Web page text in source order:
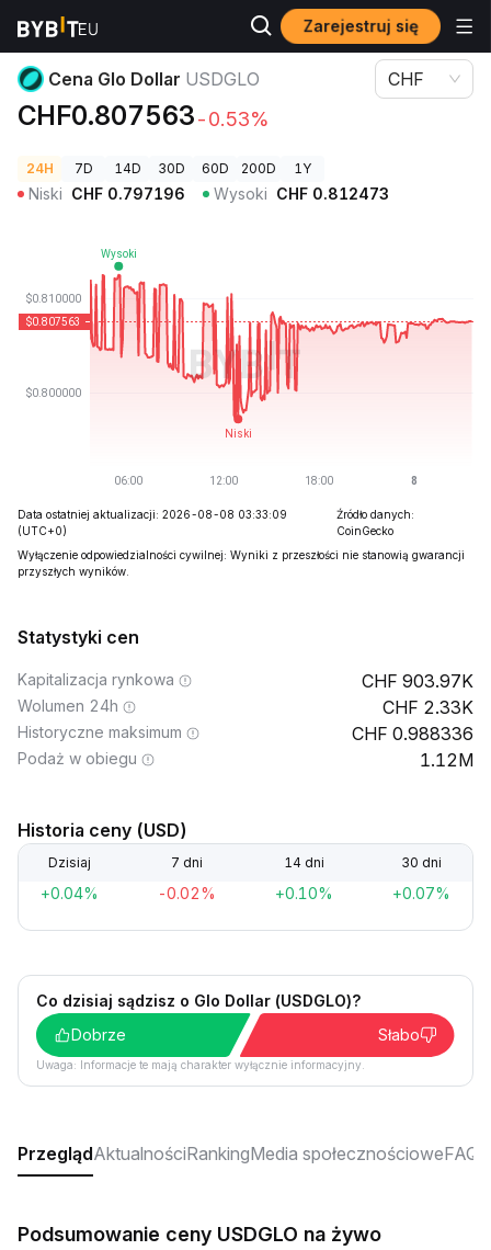
Zarejestruj się
Ceny kryptowalut Cena Glo Dollar USDGLO
Cena Glo Dollar USDGLO
CHF0.807563-0.53%
CHF
24H 7D 14D 30D 60D 200D 1Y
Niski CHF 0.797196 Wysoki CHF 0.812473
Data ostatniej aktualizacji: 2026-08-08 03:33:09
(UTC+0)
Źródło danych:
CoinGecko
Wyłączenie odpowiedzialności cywilnej: Wyniki z przeszłości nie stanowią gwarancji
przyszłych wyników.
Statystyki cen
Kapitalizacja rynkowa 903.97K
Wolumen 24h 2.33K
Historyczne maksimum 0.988336
Podaż w obiegu 1.12M
Historia ceny (USD)
Dzisiaj 7 dni 14 dni 30 dni
+0.04% -0.02% +0.10% +0.07%
Co dzisiaj sądzisz o Glo Dollar (USDGLO)?
Dobrze
Słabo
Uwaga: Informacje te mają charakter wyłącznie informacyjny.
PrzeglądAktualnościRankingMedia społecznościoweFAQ
Podsumowanie ceny USDGLO na żywo